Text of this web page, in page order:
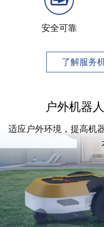
安全可靠
了解服务
户外机器
适应户外环境，提高机